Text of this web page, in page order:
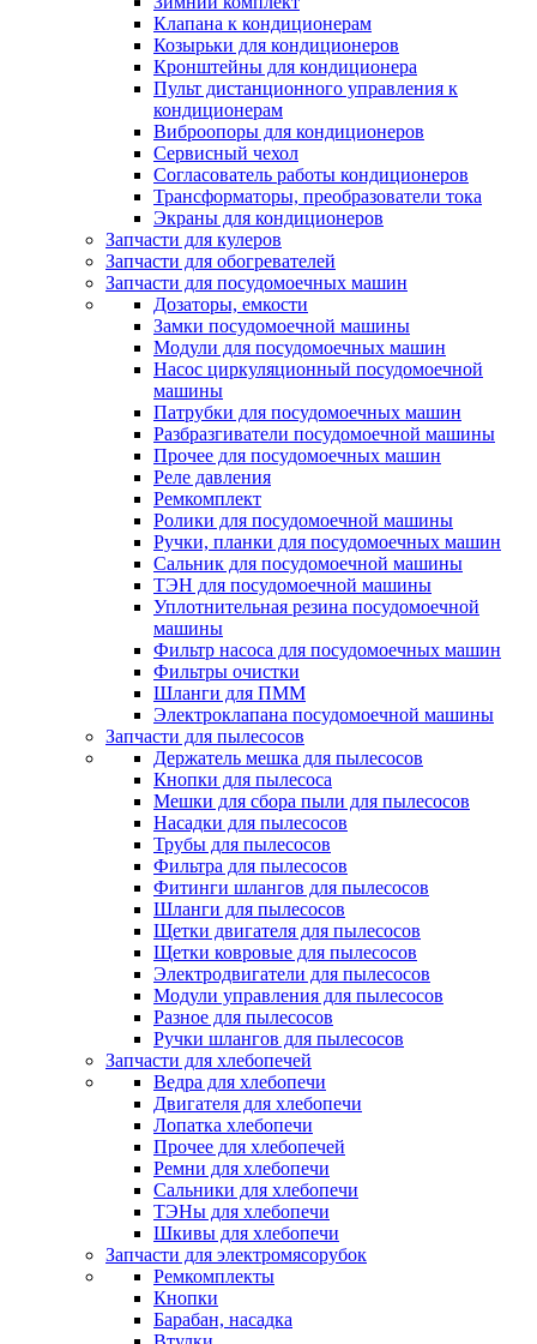
Клапана к кондиционерам
Козырьки для кондиционеров
Кронштейны для кондиционера
Пульт дистанционного управления к
кондиционерам
Виброопоры для кондиционеров
Сервисный чехол
Согласователь работы кондиционеров
Трансформаторы, преобразователи тока
Экраны для кондиционеров
Запчасти для кулеров
Запчасти для обогревателей
Запчасти для посудомоечных машин
Дозаторы, емкости
Замки посудомоечной машины
Модули для посудомоечных машин
Насос циркуляционный посудомоечной
машины
Патрубки для посудомоечных машин
Разбразгиватели посудомоечной машины
Прочее для посудомоечных машин
Реле давления
Ремкомплект
Ролики для посудомоечной машины
Ручки, планки для посудомоечных машин
Сальник для посудомоечной машины
ТЭН для посудомоечной машины
Уплотнительная резина посудомоечной
машины
Фильтр насоса для посудомоечных машин
Фильтры очистки
Шланги для ПММ
Электроклапана посудомоечной машины
Запчасти для пылесосов
Держатель мешка для пылесосов
Кнопки для пылесоса
Мешки для сбора пыли для пылесосов
Насадки для пылесосов
Трубы для пылесосов
Фильтра для пылесосов
Фитинги шлангов для пылесосов
Шланги для пылесосов
Щетки двигателя для пылесосов
Щетки ковровые для пылесосов
Электродвигатели для пылесосов
Модули управления для пылесосов
Разное для пылесосов
Ручки шлангов для пылесосов
Запчасти для хлебопечей
Ведра для хлебопечи
Двигателя для хлебопечи
Лопатка хлебопечи
Прочее для хлебопечей
Ремни для хлебопечи
Сальники для хлебопечи
ТЭНы для хлебопечи
Шкивы для хлебопечи
Запчасти для электромясорубок
Ремкомплекты
Кнопки
Барабан, насадка